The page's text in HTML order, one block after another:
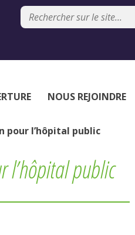
NOUS REJOINDRE
pour l’hôpital public
l’hôpital public